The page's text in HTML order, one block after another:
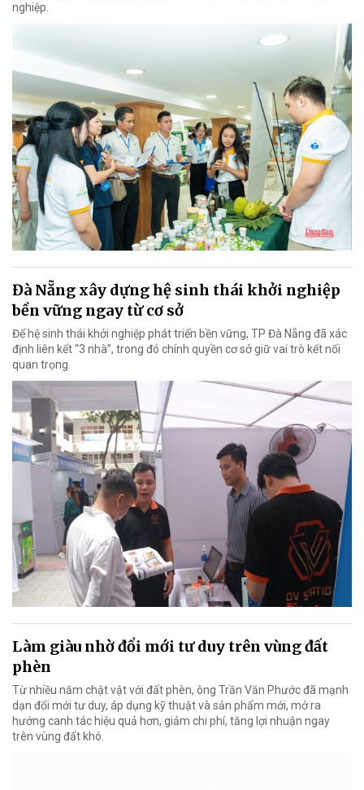
nghiệp.
Đà Nẵng xây dựng hệ sinh thái khởi nghiệp
bền vững ngay từ cơ sở
Để hệ sinh thái khởi nghiệp phát triển bền vững, TP Đà Nẵng đã xác
định liên kết “3 nhà”, trong đó chính quyền cơ sở giữ vai trò kết nối
quan trọng.
Làm giàu nhờ đổi mới tư duy trên vùng đất
phèn
Từ nhiều năm chật vật với đất phèn, ông Trần Văn Phước đã mạnh
dạn đổi mới tư duy, áp dụng kỹ thuật và sản phẩm mới, mở ra
hướng canh tác hiệu quả hơn, giảm chi phí, tăng lợi nhuận ngay
trên vùng đất khó.